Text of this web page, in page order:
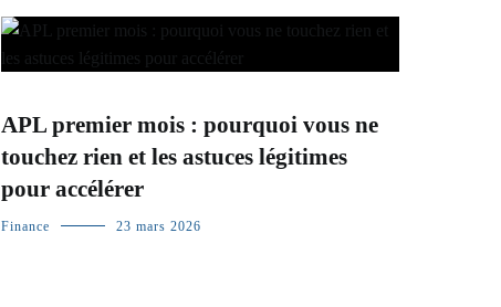
APL premier mois : pourquoi vous ne
touchez rien et les astuces légitimes
pour accélérer
Finance 23 mars 2026